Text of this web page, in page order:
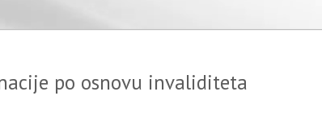
po osnovu invaliditeta